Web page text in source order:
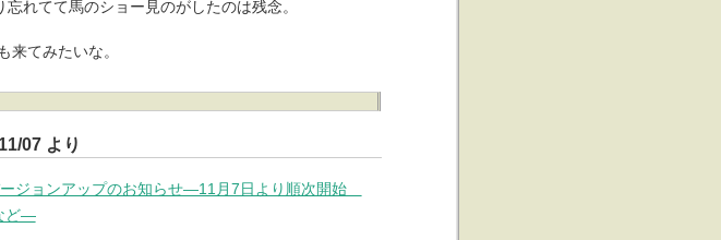
れてて馬のショー見のがしたのは残念。
てみたいな。
07 より
ジョンアップのお知らせ―11月7日より順次開始
ど―